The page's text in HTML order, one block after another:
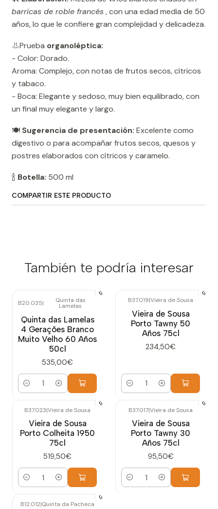
barricas de roble francés, con una edad media de 50
años, lo que le confiere gran complejidad y delicadeza.
👃Prueba organoléptica:
- Color: Dorado.
Aroma: Complejo, con notas de frutos secos, cítricos
y tabaco.
- Boca: Elegante y sedoso, muy bien equilibrado, con
un final muy elegante y largo.
🍽️ Sugerencia de presentación: Excelente como
digestivo o para acompañar frutos secos, quesos y
postres elaborados con cítricos y caramelo.
🍾 Botella: 500 ml
COMPARTIR ESTE PRODUCTO
También te podría interesar
B20.035| Quinta das
Lamelas
Quinta das Lamelas
4 Gerações Branco
Muito Velho 60 Años
50cl
535,00€
Cantidad
B37.019|Vieira de Sousa
Vieira de Sousa
Porto Tawny 50
Años 75cl
234,50€
Cantidad
B37.023|Vieira de Sousa
Vieira de Sousa
Porto Colheita 1950
75cl
519,50€
Cantidad
B37.017|Vieira de Sousa
Vieira de Sousa
Porto Tawny 30
Años 75cl
95,50€
Cantidad
B12.012|Quinta da Pacheca